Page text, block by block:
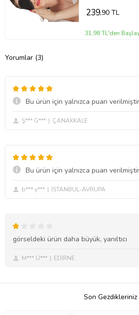
239,90 TL
31,98 TL'den
Yorumlar (3)
Bu ürün için yalnızca puan
Ş*** G*** ÇANAKKALE
Bu ürün için yalnızca puan
b*** y*** İSTANBUL-AVRUPA
görseldeki ürün daha büyük, yanıltıcı
M*** Ü*** EDİRNE
Son Gezdikleriniz